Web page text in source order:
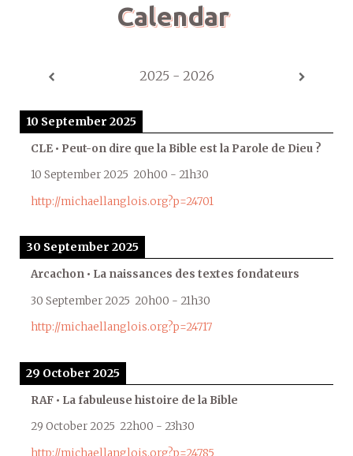
Calendar
2025 - 2026
10 September 2025
CLE • Peut-on dire que la Bible est la Parole de Dieu ?
10 September 2025 20h00 - 21h30
http://michaellanglois.org?p=24701
30 September 2025
Arcachon • La naissances des textes fondateurs
30 September 2025 20h00 - 21h30
http://michaellanglois.org?p=24717
29 October 2025
RAF • La fabuleuse histoire de la Bible
29 October 2025 22h00 - 23h30
http://michaellanglois.org?p=24785